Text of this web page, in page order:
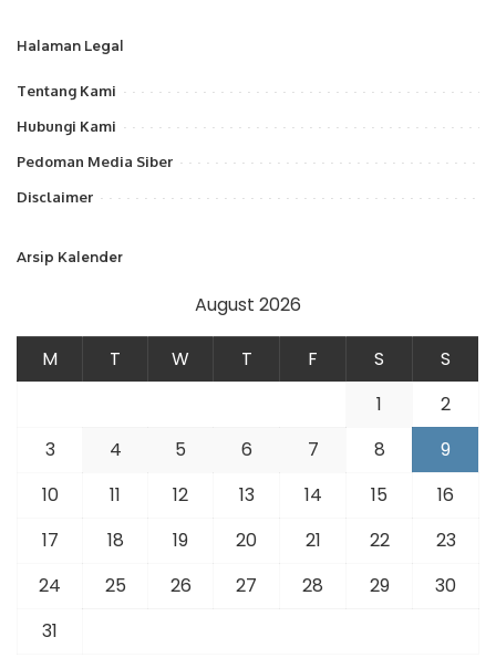
Halaman Legal
Tentang Kami
Hubungi Kami
Pedoman Media Siber
Disclaimer
Arsip Kalender
August 2026
M T W T F S
S
1
2
3
4 5 6 7 8
9
10
11 12 13 14 15
16
17
18 19 20 21 22
23
24
25 26 27 28 29
30
31